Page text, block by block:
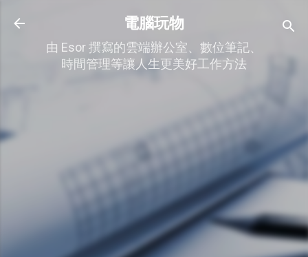
跳到主要內容
電腦玩物
由 Esor 撰寫的雲端辦公室、數位筆記、
時間管理等讓人生更美好工作方法